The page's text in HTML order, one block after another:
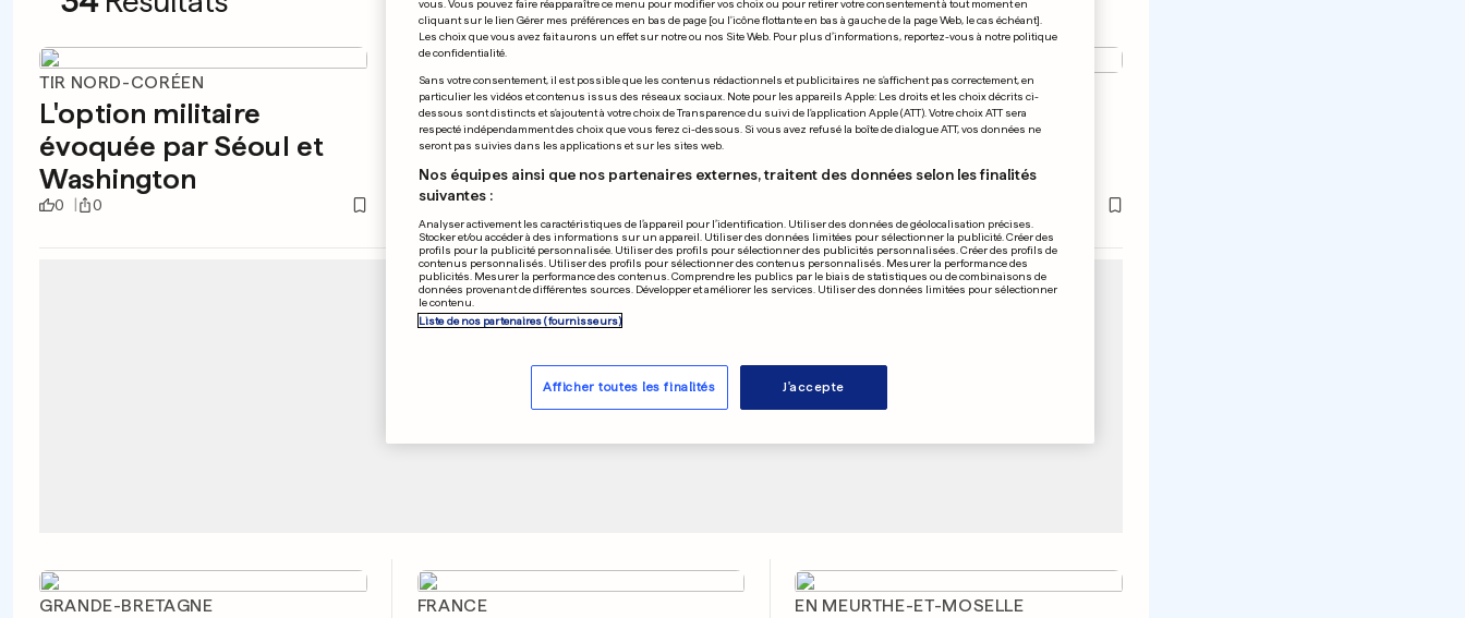
TIR NORD-CORÉEN
L'option militaire
évoquée par Séoul et
Washington
0 0
ATTAQUE À HAMBOURG
L'assaillant a été arrêté
par des passants
0 0
TOURNOI D'ATLANTA
Gilles Muller qualifié
pour les demi-finales
PUBLICITÉ
GRANDE-BRETAGNE FRANCE EN MEURTHE-ET-MOSELLE
vous. Vous pouvez faire réapparaître ce menu pour modifier vos choix ou pour retirer votre consentement à tout moment en
cliquant sur le lien Gérer mes préférences en bas de page [ou l'icône flottante en bas à gauche de la page Web, le cas échéant].
Les choix que vous avez fait aurons un effet sur notre ou nos Site Web. Pour plus d’informations, reportez-vous à notre politique
de confidentialité.
Sans votre consentement, il est possible que les contenus rédactionnels et publicitaires ne s'affichent pas correctement, en
particulier les vidéos et contenus issus des réseaux sociaux. Note pour les appareils Apple: Les droits et les choix décrits ci-
dessous sont distincts et s'ajoutent à votre choix de Transparence du suivi de l'application Apple (ATT). Votre choix ATT sera
respecté indépendamment des choix que vous ferez ci-dessous. Si vous avez refusé la boîte de dialogue ATT, vos données ne
seront pas suivies dans les applications et sur les sites web.
Nos équipes ainsi que nos partenaires externes, traitent des données selon les finalités
suivantes :
Analyser activement les caractéristiques de l’appareil pour l’identification. Utiliser des données de géolocalisation précises.
Stocker et/ou accéder à des informations sur un appareil. Utiliser des données limitées pour sélectionner la publicité. Créer des
profils pour la publicité personnalisée. Utiliser des profils pour sélectionner des publicités personnalisées. Créer des profils de
contenus personnalisés. Utiliser des profils pour sélectionner des contenus personnalisés. Mesurer la performance des
publicités. Mesurer la performance des contenus. Comprendre les publics par le biais de statistiques ou de combinaisons de
données provenant de différentes sources. Développer et améliorer les services. Utiliser des données limitées pour sélectionner
le contenu.
Liste de nos partenaires (fournisseurs)
Afficher toutes les finalités J'accepte